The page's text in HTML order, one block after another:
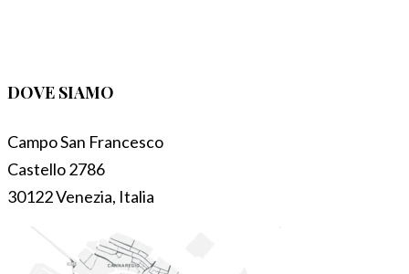
DOVE SIAMO
Campo San Francesco
Castello 2786
30122 Venezia, Italia